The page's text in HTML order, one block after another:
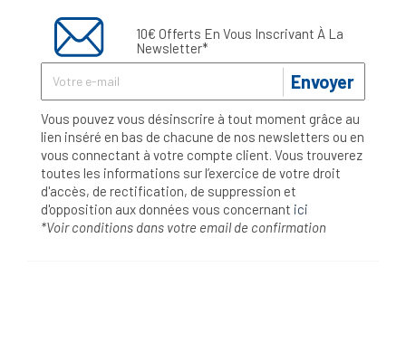
10€ Offerts En Vous Inscrivant À La
Newsletter*
Envoyer
Vous pouvez vous désinscrire à tout moment grâce au
lien inséré en bas de chacune de nos newsletters ou en
vous connectant à votre compte client. Vous trouverez
toutes les informations sur l’exercice de votre droit
d'accès, de rectification, de suppression et
d'opposition aux données vous concernant ici
*Voir conditions dans votre email de confirmation